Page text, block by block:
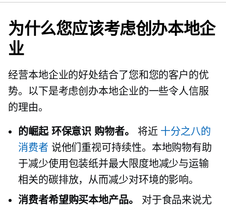
为什么您应该考虑创办本地企
业
经营本地企业的好处结合了您和您的客户的优
势。以下是考虑创办本地企业的一些令人信服
的理由。
的崛起 环保意识 购物者。 将近 十分之八的
消费者 说他们重视可持续性。本地购物有助
于减少使用包装纸并最大限度地减少与运输
相关的碳排放，从而减少对环境的影响。
消费者希望购买本地产品。
对于食品来说尤